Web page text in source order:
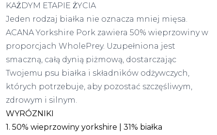
KAŻDYM ETAPIE ŻYCIA
Jeden rodzaj białka nie oznacza mniej mięsa.
ACANA Yorkshire Pork zawiera 50% wieprzowiny w
proporcjach WholePrey. Uzupełniona jest
smaczną, całą dynią piżmową, dostarczając
Twojemu psu białka i składników odżywczych,
których potrzebuje, aby pozostać szczęśliwym,
zdrowym i silnym.
WYRÓZNIKI
1. 50% wieprzowiny yorkshire | 31% białka